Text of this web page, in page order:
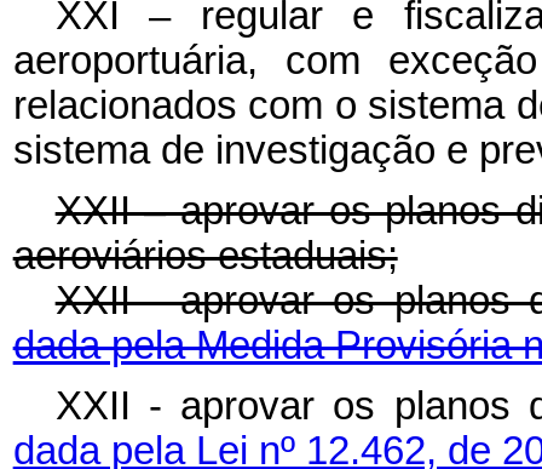
XXI – regular e
aeroportuária, com
relacionados com o sistema
sistema de investigação e
XXII – aprovar os planos
aeroviários estaduais;
XXII - aprovar os planos
dada pela Medida Provisória
XXII - aprovar os planos
dada pela Lei nº 12.462, de